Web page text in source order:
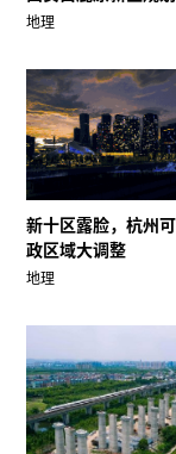
地理
新十区露脸，杭州
政区域大调整
地理